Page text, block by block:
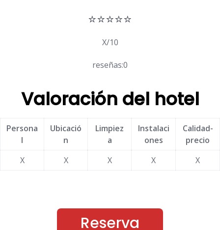
⭐⭐⭐⭐⭐
X/10
reseñas:0
Valoración del hotel
Persona
l
Ubicació
n
Limpiez
a
Instalaci
ones
Calidad-
precio
X
X X X X
Reserva